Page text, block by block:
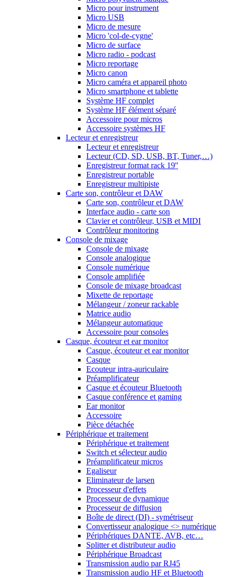
Micro pour instrument
Micro USB
Micro de mesure
Micro 'col-de-cygne'
Micro de surface
Micro radio - podcast
Micro reportage
Micro canon
Micro caméra et appareil photo
Micro smartphone et tablette
Système HF complet
Système HF élément séparé
Accessoire pour micros
Accessoire systèmes HF
Lecteur et enregistreur
Lecteur et enregistreur
Lecteur (CD, SD, USB, BT, Tuner,…)
Enregistreur format rack 19''
Enregistreur portable
Enregistreur multipiste
Carte son, contrôleur et DAW
Carte son, contrôleur et DAW
Interface audio - carte son
Clavier et contrôleur, USB et MIDI
Contrôleur monitoring
Console de mixage
Console de mixage
Console analogique
Console numérique
Console amplifiée
Console de mixage broadcast
Mixette de reportage
Mélangeur / zoneur rackable
Matrice audio
Mélangeur automatique
Accessoire pour consoles
Casque, écouteur et ear monitor
Casque, écouteur et ear monitor
Casque
Ecouteur intra-auriculaire
Préamplificateur
Casque et écouteur Bluetooth
Casque conférence et gaming
Ear monitor
Accessoire
Pièce détachée
Périphérique et traitement
Périphérique et traitement
Switch et sélecteur audio
Préamplificateur micros
Egaliseur
Eliminateur de larsen
Processeur d'effets
Processeur de dynamique
Processeur de diffusion
Boîte de direct (DI) - symétriseur
Convertisseur analogique <> numérique
Périphériques DANTE, AVB, etc…
Splitter et distributeur audio
Périphérique Broadcast
Transmission audio par RJ45
Transmission audio HF et Bluetooth